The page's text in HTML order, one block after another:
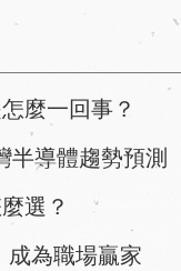
麼一回事？
半導體趨勢預測
選？
成為職場贏家